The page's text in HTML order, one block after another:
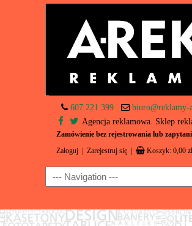
607 221 399
biuro@reklamy-
Agencja reklamowa. Sklep
Zamówienie bez rejestrowania lub
Zaloguj Zarejestruj się Koszyk: 0,00 zł
Navigation